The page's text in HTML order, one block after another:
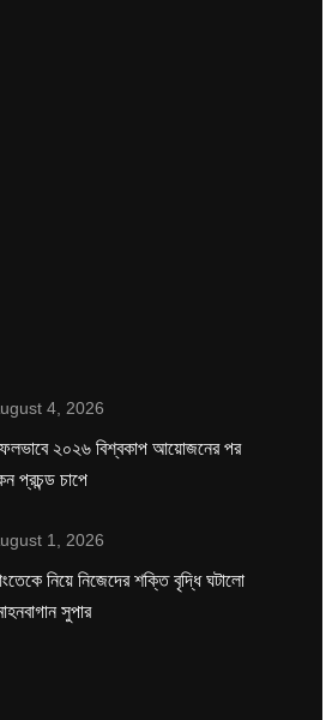
4, 2026
২০২৬ বিশ্বকাপ আয়োজনের পর
প্রচন্ড চাপে
1, 2026
নিয়ে নিজেদের শক্তি বৃদ্ধি ঘটালো
সুপার